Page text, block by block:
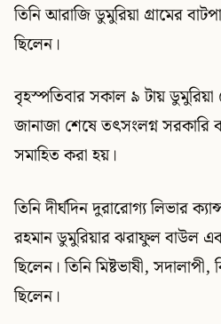
তিনি আরাজি ডুমুরিয়া গ্রামের
ছিলেন।
বৃহস্পতিবার সকাল ৯ টায় ডুমুরিয়া
জানাজা শেষে তৎসংলগ্ন সরকারি
সমাহিত করা হয়।
তিনি দীর্ঘদিন দুরারোগ্য লিভার
রহমান ডুমুরিয়ার ঝরাফুল বাউল
ছিলেন। তিনি মিষ্টভাষী,
ছিলেন।